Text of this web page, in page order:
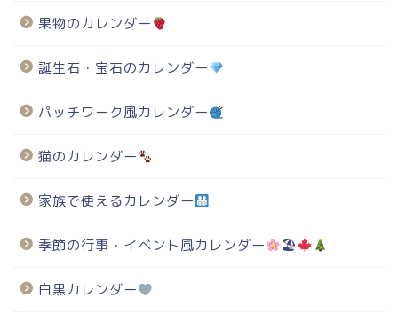
果物のカレンダー
誕生石・宝石のカレンダー
パッチワーク風カレンダー
猫のカレンダー
家族で使えるカレンダー
季節の行事・イベント風カレンダー 🏖
白黒カレンダー